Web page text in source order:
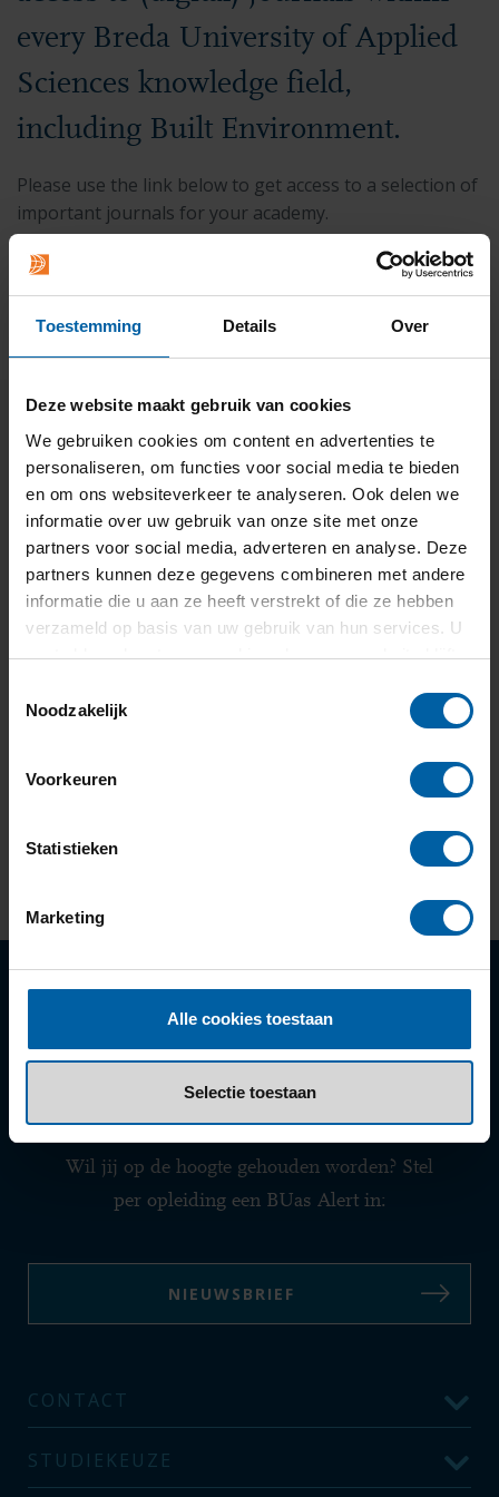
Toestemming Details Over
Deze website maakt gebruik van cookies
We gebruiken cookies om content en advertenties te
personaliseren, om functies voor social media te bieden
en om ons websiteverkeer te analyseren. Ook delen we
informatie over uw gebruik van onze site met onze
partners voor social media, adverteren en analyse. Deze
partners kunnen deze gegevens combineren met andere
informatie die u aan ze heeft verstrekt of die ze hebben
verzameld op basis van uw gebruik van hun services. U
gaat akkoord met onze cookies als u onze website blijft
Noodzakelijk
Voorkeuren
Statistieken
Marketing
Alle cookies toestaan
Selectie toestaan
every Breda University of Applied
Sciences knowledge field,
including Built Environment.
Please use the link below to get access to a selection of
important journals for your academy.
Practical information
About the library
Contact and staff
Library regulations
News
CREATING MEANINGFUL EXPERIENCES
Wil jij op de hoogte gehouden worden? Stel
per opleiding een BUas Alert in:
NIEUWSBRIEF
CONTACT
STUDIEKEUZE